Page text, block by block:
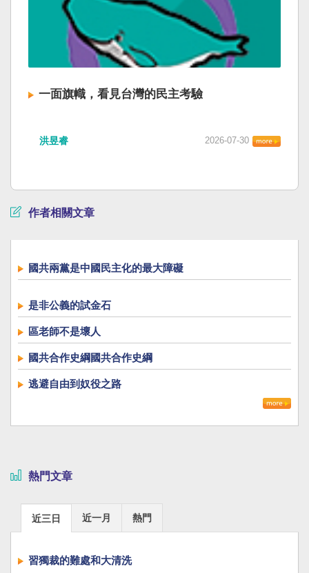
一面旗幟，看見台灣的民主考驗
洪昱睿 2026-07-30
作者相關文章
國共兩黨是中國民主化的最大障礙
是非公義的試金石
區老師不是壞人
國共合作史綱國共合作史綱
逃避自由到奴役之路
熱門文章
近三日 近一月 熱門
習獨裁的難處和大清洗